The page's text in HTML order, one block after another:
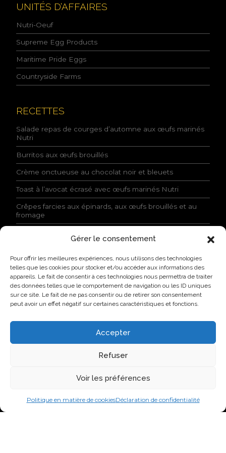
Gérer le consentement
Pour offrir les meilleures expériences, nous utilisons des technologies
telles que les cookies pour stocker et/ou accéder aux informations des
appareils. Le fait de consentir à ces technologies nous permettra de traiter
des données telles que le comportement de navigation ou les ID uniques
sur ce site. Le fait de ne pas consentir ou de retirer son consentement
peut avoir un effet négatif sur certaines caractéristiques et fonctions.
Accepter
Refuser
Voir les préférences
Politique en matière de cookiesDéclaration de confidentialité
l
t
i
q
u
e
d
e
c
n
f
i
d
e
n
t
i
a
l
i
t
j
’
a
c
e
UNITÉS D’AFFAIRES
Nutri-Oeuf
Supreme Egg Products
Maritime Pride Eggs
Countryside Farms
RECETTES
Salade repas de courges d’automne aux œufs marinés
Nutri
Burritos aux œufs brouillés
Crème onctueuse au chocolat noir et bleuets
Toast à l’avocat écrasé avec œufs marinés Nutri
Crêpes farcies aux épinards, aux œufs brouillés et au
fromage
Lovo donne le coup d’envoi à son Campus industriel de
l’oeuf à Saint-Hyacinthe
Lovo primée par l’AQINAC pour son initiative
responsable Protéines collectives
Nouvelle identité, nouvelle façon de faire : Groupe Nutri
Lovo annonce l’agrandissement de son usine de
classification de Saint-Lambert-de-Lauzon